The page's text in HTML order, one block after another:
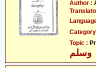
Author :
Topic :
وسلم